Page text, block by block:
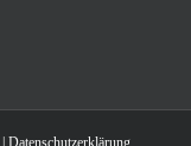
Datenschutzerklärung